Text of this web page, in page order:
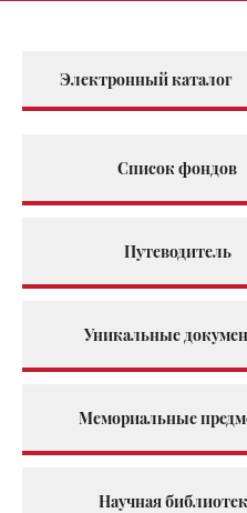
Электронный каталог
Список фондов
Путеводитель
Уникальные
Мемориальные
Научная